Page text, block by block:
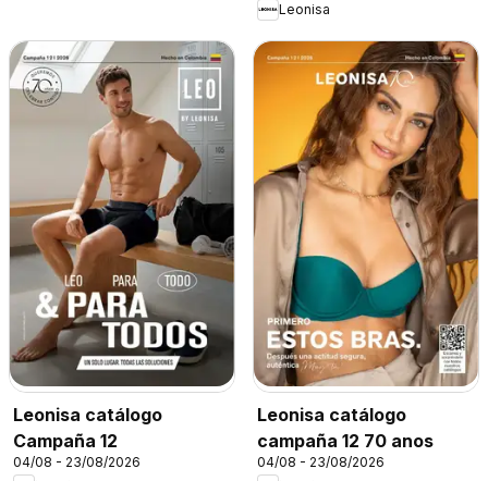
Leonisa
Leonisa catálogo
Campaña 12
04/08 - 23/08/2026
Leonisa catálogo
campaña 12 70 anos
04/08 - 23/08/2026